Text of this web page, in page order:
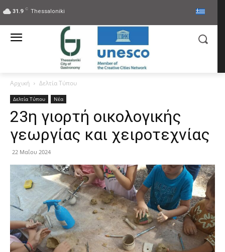
31.9 C Thessaloniki
Αρχική Δελτία Τύπου
Δελτία Τύπου Νέα
23η γιορτή οικολογικής
γεωργίας και χειροτεχνίας
22 Μαΐου 2024